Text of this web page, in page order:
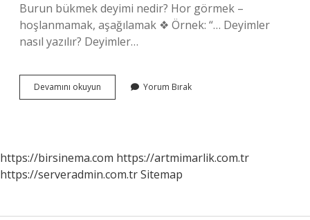
Burun bükmek deyimi nedir? Hor görmek –
hoşlanmamak, aşağılamak ❖ Örnek: “… Deyimler
nasıl yazılır? Deyimler…
Devamını okuyun
Bükmek
Yorum Bırak
https://birsinema.com https://artmimarlik.com.tr
https://serveradmin.com.trSitemap